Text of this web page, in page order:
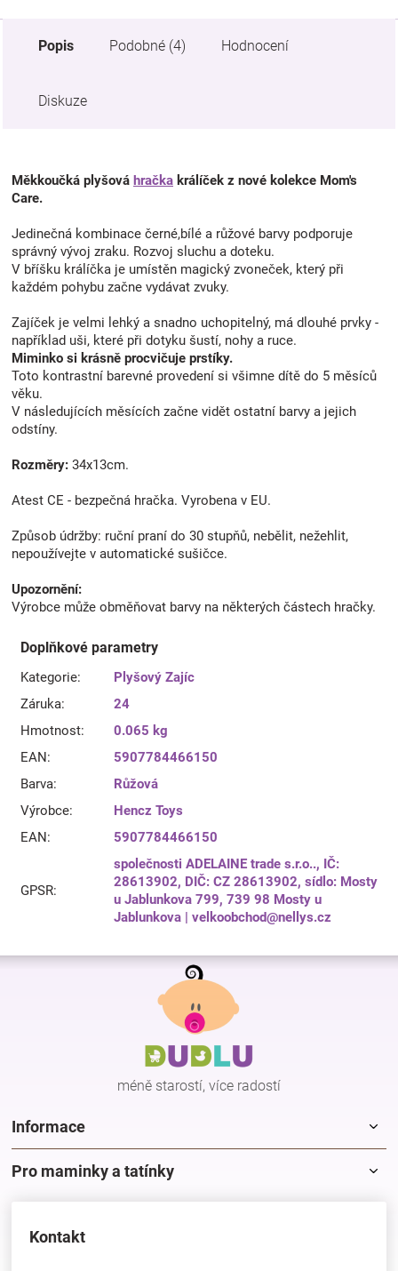
Popis Podobné (4) Hodnocení
Diskuze
Měkkoučká plyšová hračka králíček z nové kolekce Mom's
Care.
Jedinečná kombinace černé,bílé a růžové barvy podporuje
správný vývoj zraku. Rozvoj sluchu a doteku.
V bříšku králíčka je umístěn magický zvoneček, který při
každém pohybu začne vydávat zvuky.
Zajíček je velmi lehký a snadno uchopitelný, má dlouhé prvky -
například uši, které při dotyku šustí, nohy a ruce.
Miminko si krásně procvičuje prstíky.
Toto kontrastní barevné provedení si všimne dítě do 5 měsíců
věku.
V následujících měsících začne vidět ostatní barvy a jejich
odstíny.
Rozměry: 34x13cm.
Atest CE - bezpečná hračka. Vyrobena v EU.
Způsob údržby: ruční praní do 30 stupňů, nebělit, nežehlit,
nepoužívejte v automatické sušičce.
Upozornění:
Výrobce může obměňovat barvy na některých částech hračky.
Doplňkové parametry
Kategorie:
Plyšový Zajíc
Záruka:
24
Hmotnost:
0.065 kg
EAN:
5907784466150
Barva:
Růžová
Výrobce:
Hencz Toys
EAN: 5907784466150
GPSR:
společnosti ADELAINE trade s.r.o.., IČ:
28613902, DIČ: CZ 28613902, sídlo: Mosty
u Jablunkova 799, 739 98 Mosty u
Jablunkova | velkoobchod@nellys.cz
Z
méně starostí, více radostí
Informace
Pro maminky a tatínky
Kontakt